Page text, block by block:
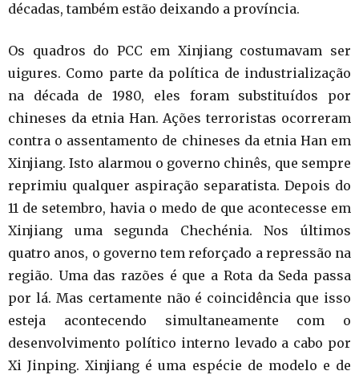
décadas, também estão deixando a província.
Os quadros do PCC em Xinjiang costumavam ser
uigures. Como parte da política de industrialização
na década de 1980, eles foram substituídos por
chineses da etnia Han. Ações terroristas ocorreram
contra o assentamento de chineses da etnia Han em
Xinjiang. Isto alarmou o governo chinês, que sempre
reprimiu qualquer aspiração separatista. Depois do
11 de setembro, havia o medo de que acontecesse em
Xinjiang uma segunda Chechénia. Nos últimos
quatro anos, o governo tem reforçado a repressão na
região. Uma das razões é que a Rota da Seda passa
por lá. Mas certamente não é coincidência que isso
esteja acontecendo simultaneamente com o
desenvolvimento político interno levado a cabo por
Xi Jinping. Xinjiang é uma espécie de modelo e de